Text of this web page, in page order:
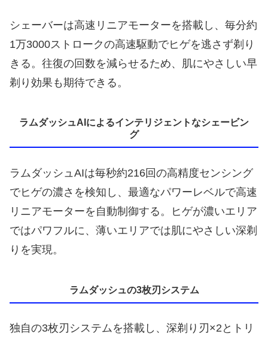
シェーバーは高速リニアモーターを搭載し、毎分約
1万3000ストロークの高速駆動でヒゲを逃さず剃り
きる。往復の回数を減らせるため、肌にやさしい早
剃り効果も期待できる。
ラムダッシュAIによるインテリジェントなシェービン
グ
ラムダッシュAIは毎秒約216回の高精度センシング
でヒゲの濃さを検知し、最適なパワーレベルで高速
リニアモーターを自動制御する。ヒゲが濃いエリア
ではパワフルに、薄いエリアでは肌にやさしい深剃
りを実現。
ラムダッシュの3枚刃システム
独自の3枚刃システムを搭載し、深剃り刃×2とトリ